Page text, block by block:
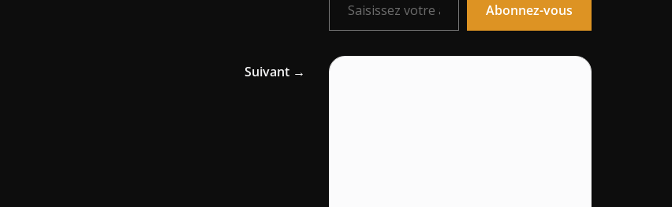
Suivant →
Abonnez-vous